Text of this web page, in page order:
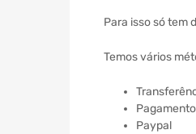
Para isso só tem
Temos vários
Paypal